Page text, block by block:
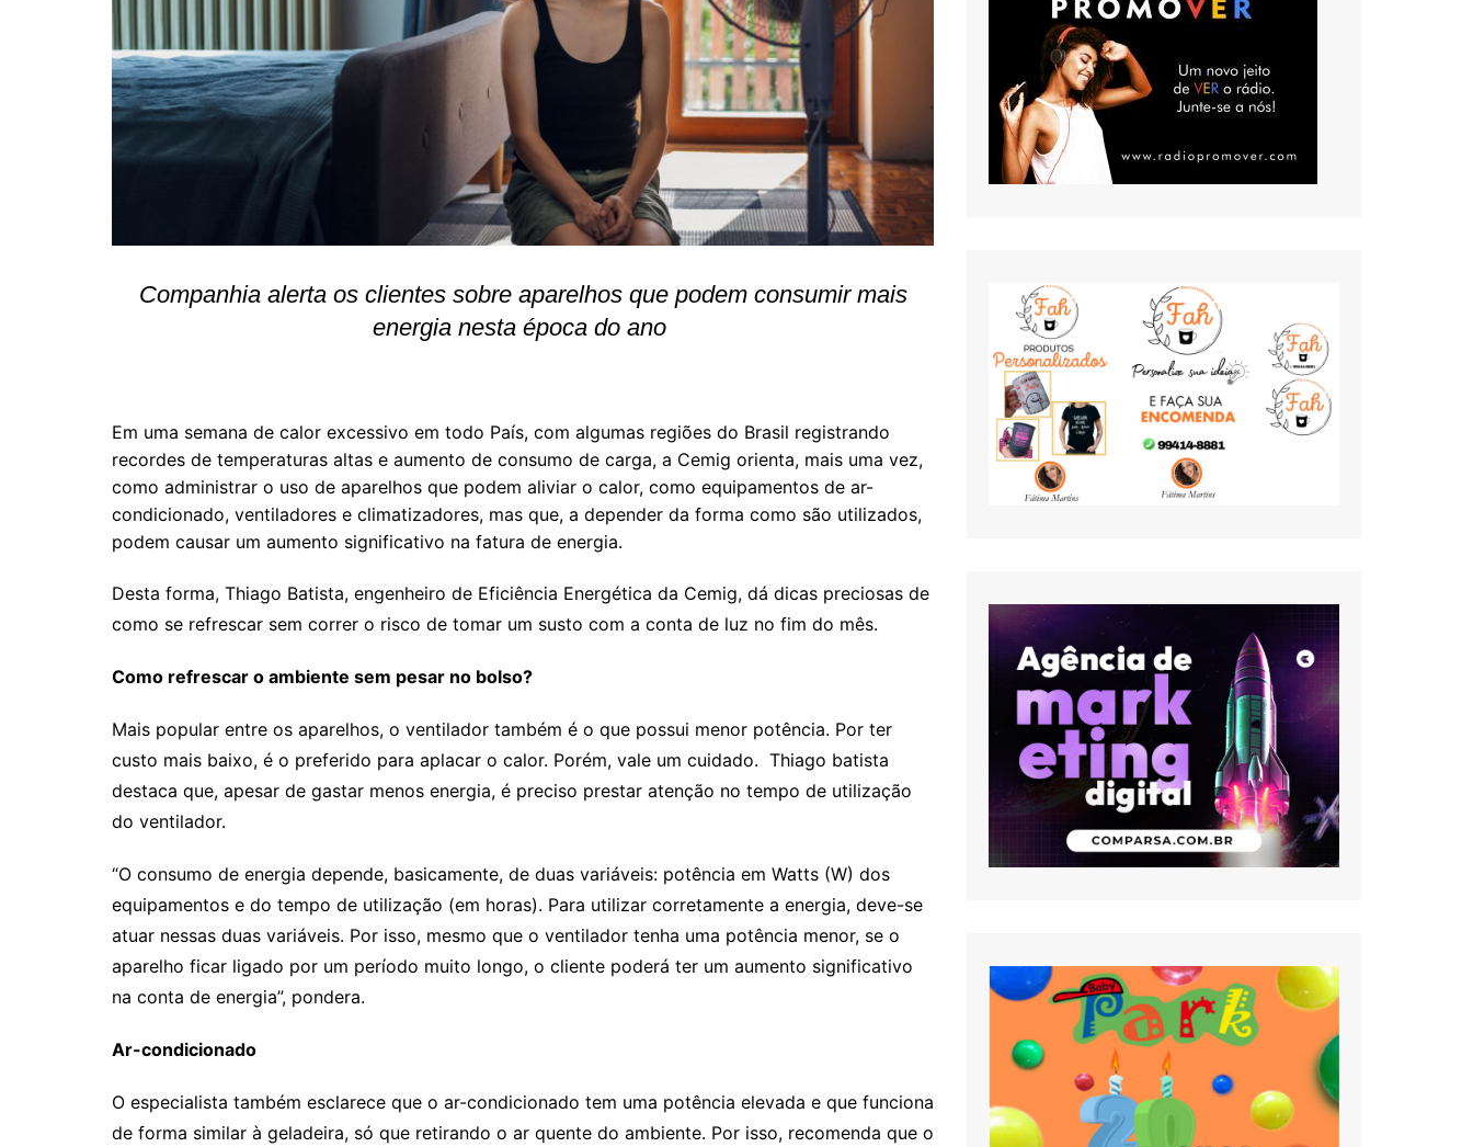
Companhia alerta os clientes sobre aparelhos que podem consumir mais
energia nesta época do ano
Em uma semana de calor excessivo em todo País, com algumas regiões do Brasil registrando
recordes de temperaturas altas e aumento de consumo de carga, a Cemig orienta, mais uma vez,
como administrar o uso de aparelhos que podem aliviar o calor, como equipamentos de ar-
condicionado, ventiladores e climatizadores, mas que, a depender da forma como são utilizados,
podem causar um aumento significativo na fatura de energia.
Desta forma, Thiago Batista, engenheiro de Eficiência Energética da Cemig, dá dicas preciosas de
como se refrescar sem correr o risco de tomar um susto com a conta de luz no fim do mês.
Como refrescar o ambiente sem pesar no bolso?
Mais popular entre os aparelhos, o ventilador também é o que possui menor potência. Por ter
custo mais baixo, é o preferido para aplacar o calor. Porém, vale um cuidado. Thiago batista
destaca que, apesar de gastar menos energia, é preciso prestar atenção no tempo de utilização
do ventilador.
“O consumo de energia depende, basicamente, de duas variáveis: potência em Watts (W) dos
equipamentos e do tempo de utilização (em horas). Para utilizar corretamente a energia, deve-se
atuar nessas duas variáveis. Por isso, mesmo que o ventilador tenha uma potência menor, se o
aparelho ficar ligado por um período muito longo, o cliente poderá ter um aumento significativo
na conta de energia”, pondera.
Ar-condicionado
O especialista também esclarece que o ar-condicionado tem uma potência elevada e que funciona
de forma similar à geladeira, só que retirando o ar quente do ambiente. Por isso, recomenda que o